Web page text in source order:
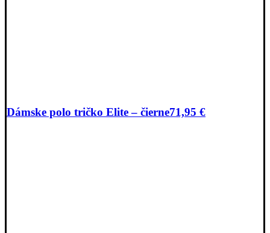
Dámske polo tričko Elite – čierne71,95 €